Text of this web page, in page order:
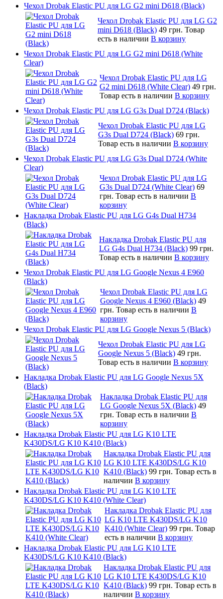
Чехол Drobak Elastic PU для LG G2 mini D618 (Black)
Чехол Drobak Elastic PU для LG G2
mini D618 (Black) 49 грн. Товар
есть в наличии В корзину
Чехол Drobak Elastic PU для LG G2 mini D618 (White
Clear)
Чехол Drobak Elastic PU для LG
G2 mini D618 (White Clear) 49 грн.
Товар есть в наличии В корзину
Чехол Drobak Elastic PU для LG G3s Dual D724 (Black)
Чехол Drobak Elastic PU для LG
G3s Dual D724 (Black) 69 грн.
Товар есть в наличии В корзину
Чехол Drobak Elastic PU для LG G3s Dual D724 (White
Clear)
Чехол Drobak Elastic PU для LG
G3s Dual D724 (White Clear) 69
грн. Товар есть в наличии В
корзину
Накладка Drobak Elastic PU для LG G4s Dual H734
(Black)
Накладка Drobak Elastic PU для
LG G4s Dual H734 (Black) 99 грн.
Товар есть в наличии В корзину
Чехол Drobak Elastic PU для LG Google Nexus 4 E960
(Black)
Чехол Drobak Elastic PU для LG
Google Nexus 4 E960 (Black) 49
грн. Товар есть в наличии В
корзину
Чехол Drobak Elastic PU для LG Google Nexus 5 (Black)
Чехол Drobak Elastic PU для LG
Google Nexus 5 (Black) 49 грн.
Товар есть в наличии В корзину
Накладка Drobak Elastic PU для LG Google Nexus 5X
(Black)
Накладка Drobak Elastic PU для
LG Google Nexus 5X (Black) 49
грн. Товар есть в наличии В
корзину
Накладка Drobak Elastic PU для LG K10 LTE
K430DS/LG K10 K410 (Black)
Накладка Drobak Elastic PU для
LG K10 LTE K430DS/LG K10
K410 (Black) 99 грн. Товар есть в
наличии В корзину
Накладка Drobak Elastic PU для LG K10 LTE
K430DS/LG K10 K410 (White Clear)
Накладка Drobak Elastic PU для
LG K10 LTE K430DS/LG K10
K410 (White Clear) 99 грн. Товар
есть в наличии В корзину
Накладка Drobak Elastic PU для LG K10 LTE
K430DS/LG K10 K410 (Black)
Накладка Drobak Elastic PU для
LG K10 LTE K430DS/LG K10
K410 (Black) 99 грн. Товар есть в
наличии В корзину